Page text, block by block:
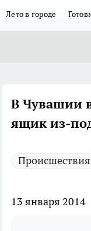
Лето в городе
В Чувашии
ящик из-
Происшествия
13 января 2014